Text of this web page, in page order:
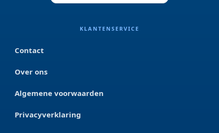
KLANTENSERVICE
Contact
Over ons
Algemene voorwaarden
Privacyverklaring